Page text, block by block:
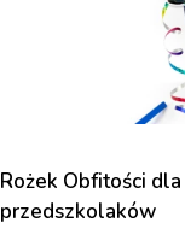
Rożek Obfitości dla
przedszkolaków